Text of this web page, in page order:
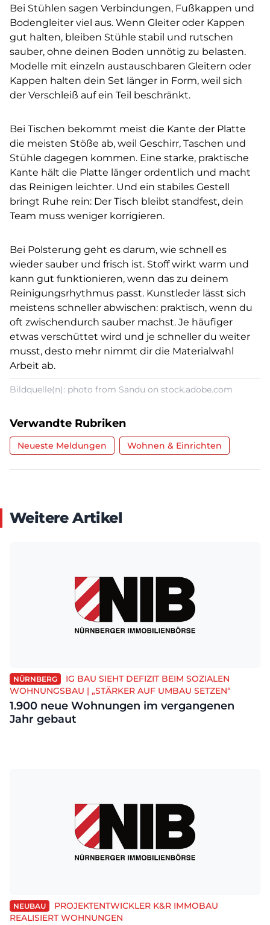
Bei Stühlen sagen Verbindungen, Fußkappen und
Bodengleiter viel aus. Wenn Gleiter oder Kappen
gut halten, bleiben Stühle stabil und rutschen
sauber, ohne deinen Boden unnötig zu belasten.
Modelle mit einzeln austauschbaren Gleitern oder
Kappen halten dein Set länger in Form, weil sich
der Verschleiß auf ein Teil beschränkt.
Bei Tischen bekommt meist die Kante der Platte
die meisten Stöße ab, weil Geschirr, Taschen und
Stühle dagegen kommen. Eine starke, praktische
Kante hält die Platte länger ordentlich und macht
das Reinigen leichter. Und ein stabiles Gestell
bringt Ruhe rein: Der Tisch bleibt standfest, dein
Team muss weniger korrigieren.
Bei Polsterung geht es darum, wie schnell es
wieder sauber und frisch ist. Stoff wirkt warm und
kann gut funktionieren, wenn das zu deinem
Reinigungsrhythmus passt. Kunstleder lässt sich
meistens schneller abwischen: praktisch, wenn du
oft zwischendurch sauber machst. Je häufiger
etwas verschüttet wird und je schneller du weiter
musst, desto mehr nimmt dir die Materialwahl
Arbeit ab.
Bildquelle(n): photo from Sandu on stock.adobe.com
Verwandte Rubriken
Neueste Meldungen Wohnen & Einrichten
Weitere Artikel
NÜRNBERG
IG BAU SIEHT DEFIZIT BEIM SOZIALEN
WOHNUNGSBAU | „STÄRKER AUF UMBAU SETZEN“
1.900 neue Wohnungen im vergangenen
Jahr gebaut
NEUBAU
PROJEKTENTWICKLER K&R IMMOBAU
REALISIERT WOHNUNGEN